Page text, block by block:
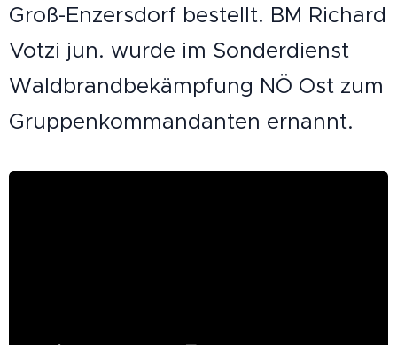
Groß-Enzersdorf bestellt. BM Richard
Votzi jun. wurde im Sonderdienst
Waldbrandbekämpfung NÖ Ost zum
Gruppenkommandanten ernannt.